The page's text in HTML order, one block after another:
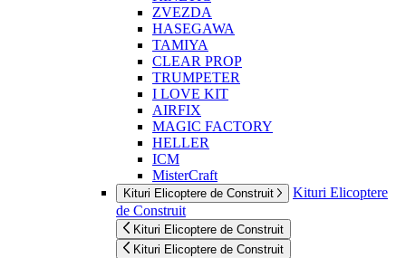
ZVEZDA
HASEGAWA
TAMIYA
CLEAR PROP
TRUMPETER
I LOVE KIT
AIRFIX
MAGIC FACTORY
HELLER
ICM
MisterCraft
Kituri Elicoptere de Construit
Kituri Elicoptere
de Construit
Kituri Elicoptere de Construit
Kituri Elicoptere de Construit